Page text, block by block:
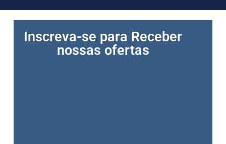
Inscreva-se para Receber
nossas ofertas